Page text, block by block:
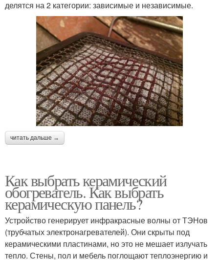
делятся на 2 категории: зависимые и независимые.
читать дальше →
Как выбрать керамический
обогреватель. Как выбрать
керамическую панель?
Устройство генерирует инфракрасные волны от ТЭНов
(трубчатых электронагревателей). Они скрыты под
керамическими пластинами, но это не мешает излучать
тепло. Стены, пол и мебель поглощают теплоэнергию и